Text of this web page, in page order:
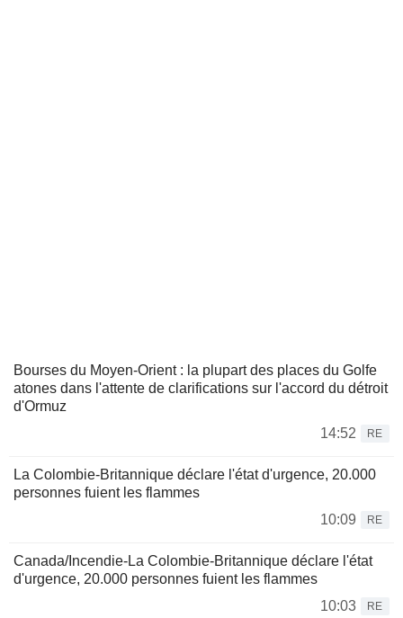
Bourses du Moyen-Orient : la plupart des places du Golfe
atones dans l'attente de clarifications sur l'accord du détroit
d'Ormuz
14:52
RE
La Colombie-Britannique déclare l'état d'urgence, 20.000
personnes fuient les flammes
10:09
RE
Canada/Incendie-La Colombie-Britannique déclare l'état
d'urgence, 20.000 personnes fuient les flammes
10:03
RE